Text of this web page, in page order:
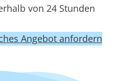
von 24 Stunden
Angebot anfordern